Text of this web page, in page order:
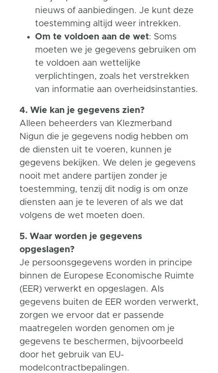
nieuws of aanbiedingen. Je kunt deze
toestemming altijd weer intrekken.
Om te voldoen aan de wet: Soms
moeten we je gegevens gebruiken om
te voldoen aan wettelijke
verplichtingen, zoals het verstrekken
van informatie aan overheidsinstanties.
4. Wie kan je gegevens zien?
Alleen beheerders van Klezmerband
Nigun die je gegevens nodig hebben om
de diensten uit te voeren, kunnen je
gegevens bekijken. We delen je gegevens
nooit met andere partijen zonder je
toestemming, tenzij dit nodig is om onze
diensten aan je te leveren of als we dat
volgens de wet moeten doen.
5. Waar worden je gegevens
opgeslagen?
Je persoonsgegevens worden in principe
binnen de Europese Economische Ruimte
(EER) verwerkt en opgeslagen. Als
gegevens buiten de EER worden verwerkt,
zorgen we ervoor dat er passende
maatregelen worden genomen om je
gegevens te beschermen, bijvoorbeeld
door het gebruik van EU-
modelcontractbepalingen.